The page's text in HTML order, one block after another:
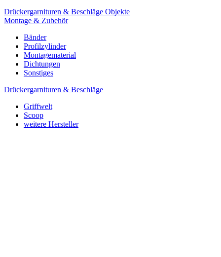
Drückergarnituren & Beschläge Objekte
Montage & Zubehör
Bänder
Profilzylinder
Montagematerial
Dichtungen
Sonstiges
Drückergarnituren & Beschläge
Griffwelt
Scoop
weitere Hersteller